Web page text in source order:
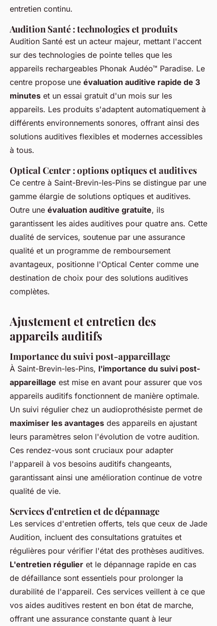
entretien continu.
Audition Santé : technologies et produits
Audition Santé est un acteur majeur, mettant l'accent
sur des technologies de pointe telles que les
appareils rechargeables Phonak Audéo™ Paradise. Le
centre propose une évaluation auditive rapide de 3
minutes et un essai gratuit d'un mois sur les
appareils. Les produits s'adaptent automatiquement à
différents environnements sonores, offrant ainsi des
solutions auditives flexibles et modernes accessibles
à tous.
Optical Center : options optiques et auditives
Ce centre à Saint-Brevin-les-Pins se distingue par une
gamme élargie de solutions optiques et auditives.
Outre une évaluation auditive gratuite, ils
garantissent les aides auditives pour quatre ans. Cette
dualité de services, soutenue par une assurance
qualité et un programme de remboursement
avantageux, positionne l'Optical Center comme une
destination de choix pour des solutions auditives
complètes.
Ajustement et entretien des
appareils auditifs
Importance du suivi post-appareillage
À Saint-Brevin-les-Pins, l'importance du suivi post-
appareillage est mise en avant pour assurer que vos
appareils auditifs fonctionnent de manière optimale.
Un suivi régulier chez un audioprothésiste permet de
maximiser les avantages des appareils en ajustant
leurs paramètres selon l'évolution de votre audition.
Ces rendez-vous sont cruciaux pour adapter
l'appareil à vos besoins auditifs changeants,
garantissant ainsi une amélioration continue de votre
qualité de vie.
Services d'entretien et de dépannage
Les services d'entretien offerts, tels que ceux de Jade
Audition, incluent des consultations gratuites et
régulières pour vérifier l'état des prothèses auditives.
L'entretien régulier et le dépannage rapide en cas
de défaillance sont essentiels pour prolonger la
durabilité de l'appareil. Ces services veillent à ce que
vos aides auditives restent en bon état de marche,
offrant une assurance constante quant à leur